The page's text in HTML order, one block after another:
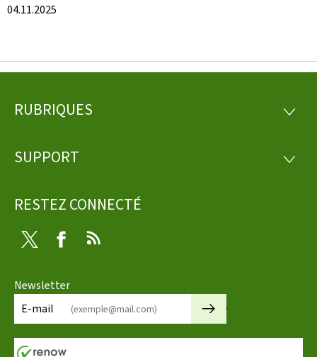
04.11.2025
Pied
page
RUBRIQUES
SUPPORT
RESTEZ CONNECTÉ
Twitter Facebook
Newsletter
E-mail
🡒